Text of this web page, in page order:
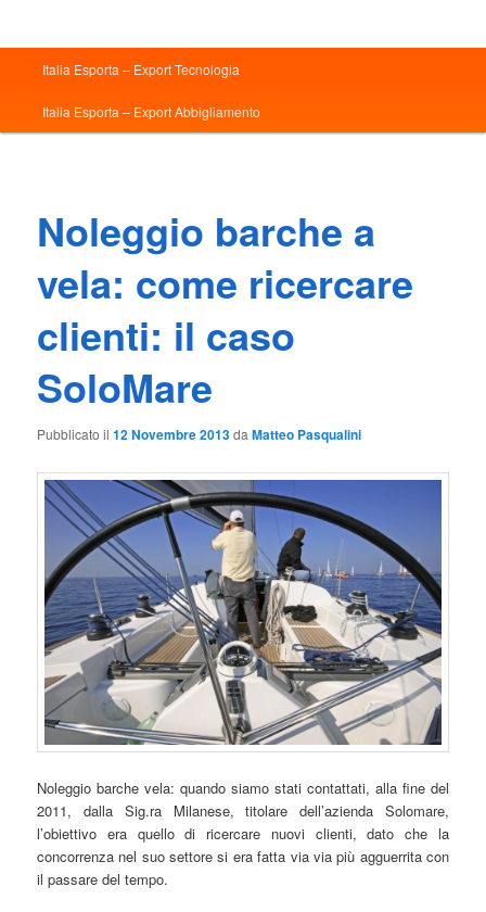
principale
Italia Esporta – Export Tecnologia
Italia Esporta – Export Abbigliamento
Noleggio barche a
vela: come ricercare
clienti: il caso
SoloMare
Pubblicato il12 Novembre 2013daMatteo Pasqualini
Noleggio barche vela: quando siamo stati contattati, alla fine del
2011, dalla Sig.ra Milanese, titolare dell’azienda Solomare,
l’obiettivo era quello di ricercare nuovi clienti, dato che la
concorrenza nel suo settore si era fatta via via più agguerrita con
il passare del tempo.